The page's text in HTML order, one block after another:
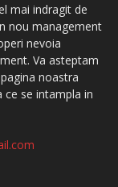
mai indragit de
nou management
nevoia
Va asteptam
noastra
se intampla in